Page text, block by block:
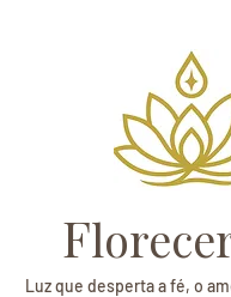
Luz que desperta a fé, o
F